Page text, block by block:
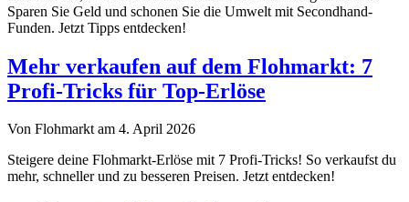
Sparen Sie Geld und schonen Sie die Umwelt mit Secondhand-
Funden. Jetzt Tipps entdecken!
Mehr verkaufen auf dem Flohmarkt: 7
Profi-Tricks für Top-Erlöse
Von Flohmarkt am 4. April 2026
Steigere deine Flohmarkt-Erlöse mit 7 Profi-Tricks! So verkaufst du
mehr, schneller und zu besseren Preisen. Jetzt entdecken!